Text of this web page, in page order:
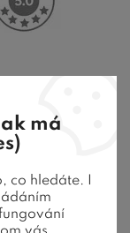
s
má
co hledáte. I